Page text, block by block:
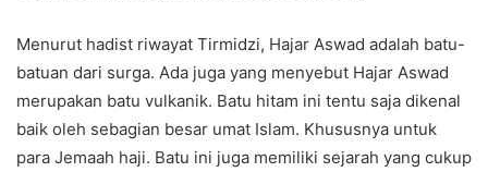
Menurut hadist riwayat Tirmidzi, Hajar Aswad adalah batu-
batuan dari surga. Ada juga yang menyebut Hajar Aswad
merupakan batu vulkanik. Batu hitam ini tentu saja dikenal
baik oleh sebagian besar umat Islam. Khususnya untuk
para Jemaah haji. Batu ini juga memiliki sejarah yang cukup